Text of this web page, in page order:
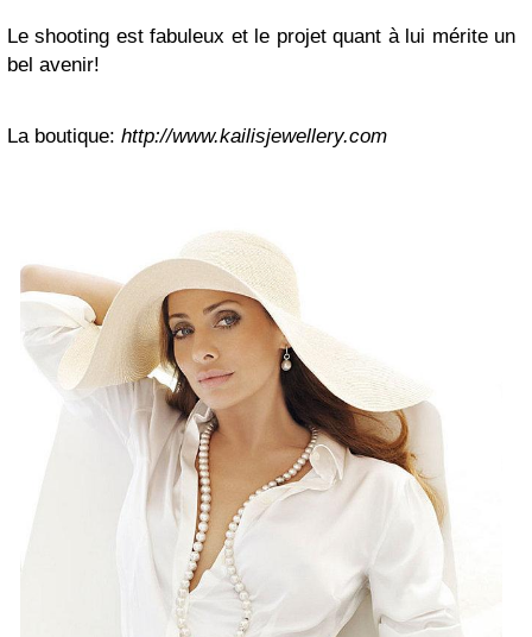
Le shooting est fabuleux et le projet quant à lui mérite un
bel avenir!
La boutique: http://www.kailisjewellery.com